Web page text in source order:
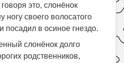
это, слонёнок
ногу своего волосатого
посадил в осиное гнездо.
слонёнок долго
родственников,